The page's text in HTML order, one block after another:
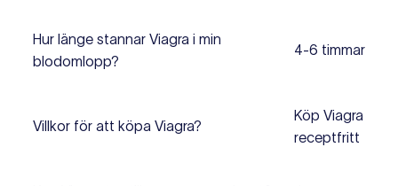
Hur länge stannar Viagra i min
blodomlopp?
4-6 timmar
Villkor för att köpa Viagra?
Köp Viagra
receptfritt